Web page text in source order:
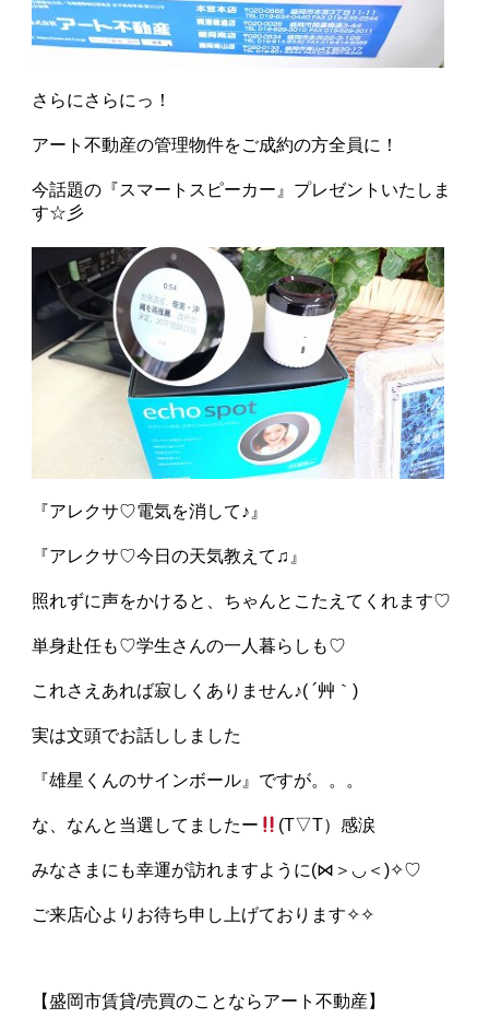
さらにさらにっ！
アート不動産の管理物件をご成約の方全員に！
今話題の『スマートスピーカー』プレゼントいたしま
す☆彡
『アレクサ♡電気を消して♪』
『アレクサ♡今日の天気教えて♫』
照れずに声をかけると、ちゃんとこたえてくれます♡
単身赴任も♡学生さんの一人暮らしも♡
これさえあれば寂しくありません♪( ´艸｀)
実は文頭でお話ししました
『雄星くんのサインボール』ですが。。。
な、なんと当選してましたー (T▽T）感涙
みなさまにも幸運が訪れますように(⋈＞◡＜)✧♡
ご来店心よりお待ち申し上げております✧✧
【盛岡市賃貸/売買のことならアート不動産】